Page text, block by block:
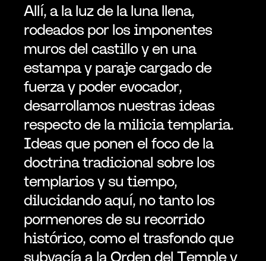
Allí, a la luz de la luna llena,
rodeados por los imponentes
muros del castillo y en una
estampa y paraje cargado de
fuerza y poder evocador,
desarrollamos nuestras ideas
respecto de la milicia templaria.
Ideas que ponen el foco de la
doctrina tradicional sobre los
templarios y su tiempo,
dilucidando aquí, no tanto los
pormenores de su recorrido
histórico, como el trasfondo que
subyacía a la Orden del Temple y